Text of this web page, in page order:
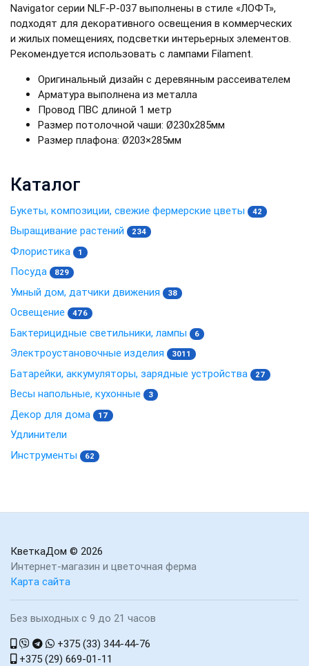
Navigator серии NLF-P-037 выполнены в стиле «ЛОФТ»,
подходят для декоративного освещения в коммерческих
и жилых помещениях, подсветки интерьерных элементов.
Рекомендуется использовать с лампами Filament.
Оригинальный дизайн c деревянным рассеивателем
Арматура выполнена из металла
Провод ПВС длиной 1 метр
Размер потолочной чаши: Ø230х285мм
Размер плафона: Ø203×285мм
Каталог
Букеты, композиции, свежие фермерские цветы 42
Выращивание растений 234
Флористика 1
Посуда 829
Умный дом, датчики движения 38
Освещение 476
Бактерицидные светильники, лампы 6
Электроустановочные изделия 3011
Батарейки, аккумуляторы, зарядные устройства 27
Весы напольные, кухонные 3
Декор для дома 17
Удлинители
Инструменты
62
КветкаДом © 2026
Интернет-магазин и цветочная ферма
Карта сайта
Без выходных с 9 до 21 часов
+375 (33) 344-44-76
+375 (29) 669-01-11